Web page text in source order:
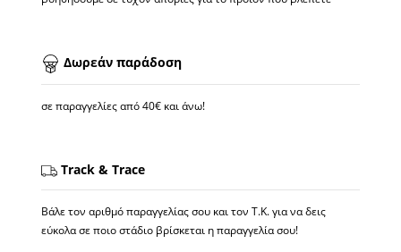
Δωρεάν παράδοση
σε παραγγελίες από 40€ και άνω!
Track & Trace
Βάλε τον αριθμό παραγγελίας σου και τον Τ.Κ. για να δεις
εύκολα σε ποιο στάδιο βρίσκεται η παραγγελία σου!